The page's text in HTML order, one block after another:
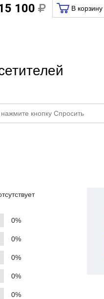
100 В корзину
0%
0%
0%
0%
0%